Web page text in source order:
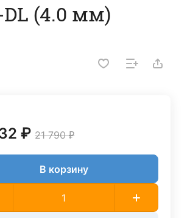
DL (4.0 мм)
₽ 21 790 ₽
В корзину